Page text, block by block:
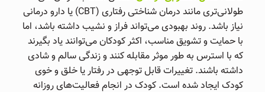
طولانی‌تری مانند درمان شناختی رفتاری (CBT) یا دارو درمانی
نیاز باشد. روند بهبودی می‌تواند فراز و نشیب داشته باشد، اما
با حمایت و تشویق مناسب، اکثر کودکان می‌توانند یاد بگیرند
که با استرس به طور موثر مقابله کنند و زندگی سالم و شادی
داشته باشند. تغییرات قابل توجهی در رفتار یا خلق و خوی
کودک ایجاد شده است. کودک در انجام فعالیت‌های روزانه